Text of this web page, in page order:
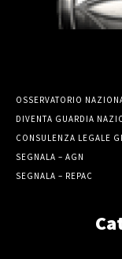
OSSERVATORIO
DIVENTA GUARDIA
CONSULENZA LEGALE
SEGNALA – AGN
SEGNALA – REPAC